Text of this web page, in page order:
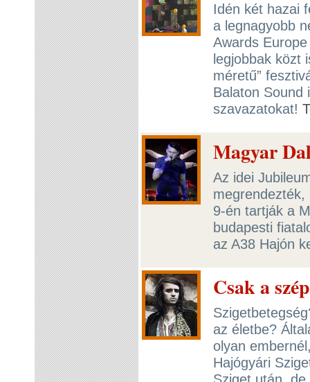
Idén két hazai
a legnagyobb
Awards
legjobbak közt
méretű”
Balaton Sound
szavazatokat!
Magyar
Az idei
9-én tartják a
budapesti
az A38 Hajón
Csak a
az életbe?
olyan
Hajógyári